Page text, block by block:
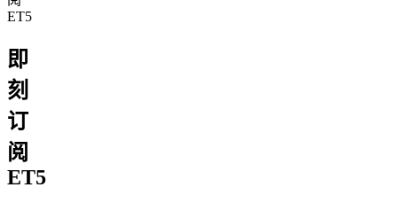
即
刻
订
阅
ET5